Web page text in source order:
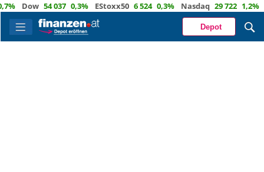
Dow 54 037 0,3% EStoxx50 6 524 0,3% Nasdaq 29 722 1,2% Öl
Depot